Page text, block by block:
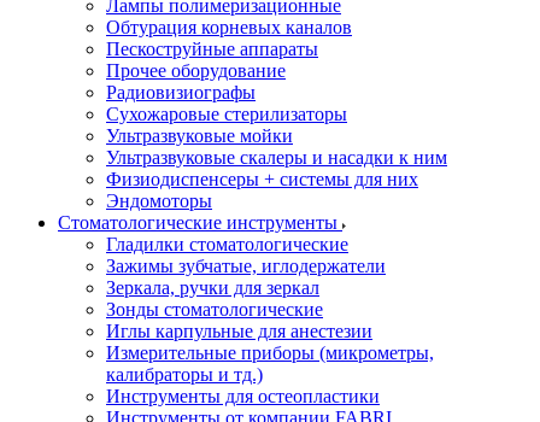
Лампы полимеризационные
Обтурация корневых каналов
Пескоструйные аппараты
Прочее оборудование
Радиовизиографы
Сухожаровые стерилизаторы
Ультразвуковые мойки
Ультразвуковые скалеры и насадки к ним
Физиодиспенсеры + системы для них
Эндомоторы
Стоматологические инструменты
Гладилки стоматологические
Зажимы зубчатые, иглодержатели
Зеркала, ручки для зеркал
Зонды стоматологические
Иглы карпульные для анестезии
Измерительные приборы (микрометры,
калибраторы и тд.)
Инструменты для остеопластики